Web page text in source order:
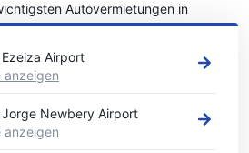
Autovermietungen in
Airport
anzeigen
Jorge Newbery Airport
anzeigen